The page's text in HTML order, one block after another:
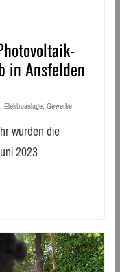
in Ansfelden
, Elektroanlage, Gewerbe
wurden die
2023